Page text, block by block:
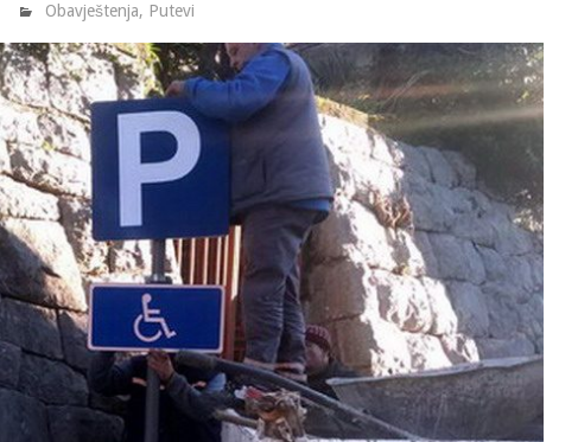
Obavještenja, Putevi